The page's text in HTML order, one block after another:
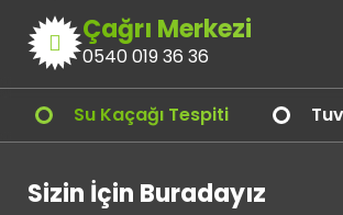
Çağrı Merkezi
0540 019 36 36
Su Kaçağı Tespiti
Sizin İçin Buradayız